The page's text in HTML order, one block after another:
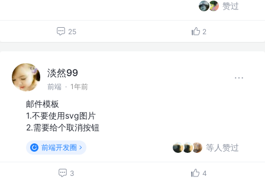
赞过
25 2
淡然99
前端 · 1年前
邮件模板
1.不要使用svg图片
2.需要给个取消按钮
前端开发圈 等人赞过
3 4